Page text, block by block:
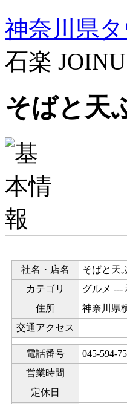
神奈川県
石楽
そばと天
社名・店名
そばと天
カテゴリ
グルメ ---
住所
神奈川県
交通アクセス
電話番号
045-594-
営業時間
定休日